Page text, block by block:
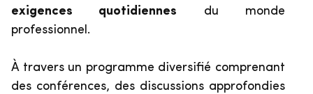
exigences quotidiennes du monde
professionnel.
À travers un programme diversifié comprenant
des conférences, des discussions approfondies